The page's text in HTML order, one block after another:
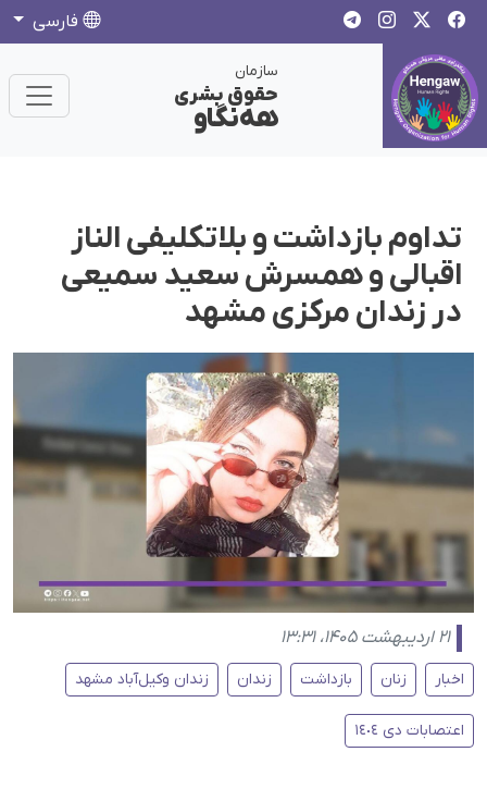
فارسی
سازمان
حقوق بشری
هەنگاو
تداوم بازداشت و بلاتکلیفی الناز
اقبالی و همسرش سعید سمیعی
در زندان مرکزی مشهد
۲۱ اردیبهشت ۱۴۰۵، ۱۳:۳۱
اخبار زنان بازداشت زندان زندان وکیل‌آباد مشهد
اعتصابات دی ١٤٠٤